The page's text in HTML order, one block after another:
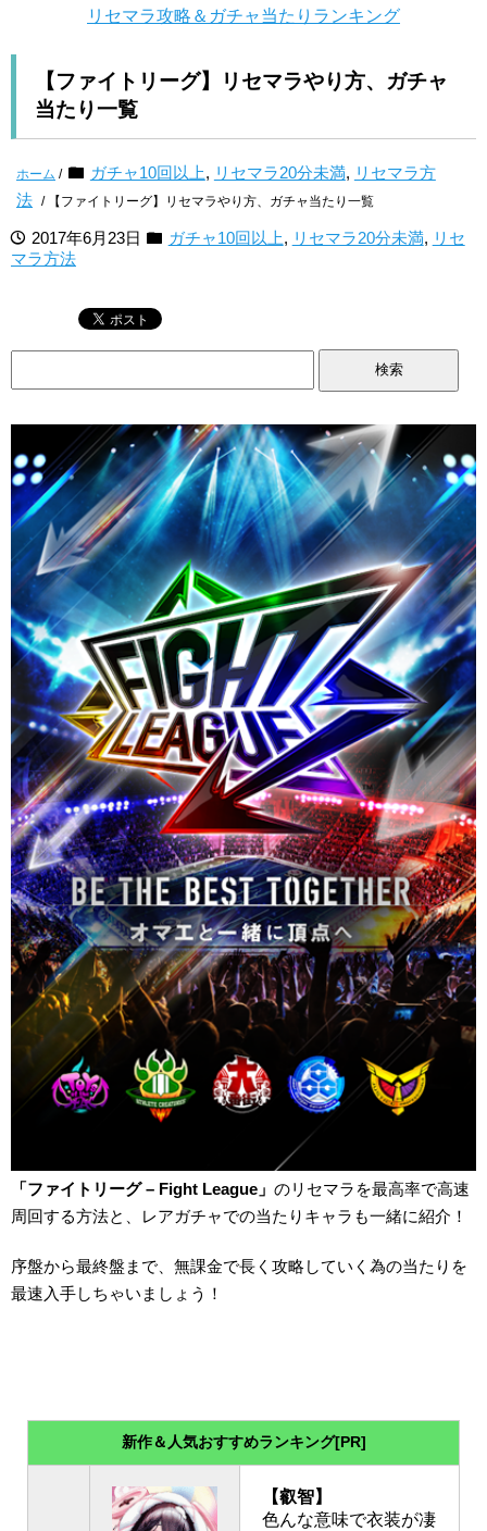
リセマラ攻略＆ガチャ当たりランキング
【ファイトリーグ】リセマラやり方、ガチャ
当たり一覧
ホーム / ガチャ10回以上, リセマラ20分未満, リセマラ方
法 / 【ファイトリーグ】リセマラやり方、ガチャ当たり一覧
2017年6月23日 ガチャ10回以上, リセマラ20分未満, リセ
マラ方法
「ファイトリーグ – Fight League」 のリセマラを最高率で高速
周回する方法と、レアガチャでの当たりキャラも一緒に紹介！
序盤から最終盤まで、無課金で長く攻略していく為の当たりを
最速入手しちゃいましょう！
新作＆人気おすすめランキング[PR]
【叡智】
色んな意味で衣装が凄